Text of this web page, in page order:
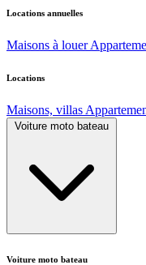
Locations annuelles
Maisons à louer
Locations
Maisons, villas
Voiture moto bateau
Voiture moto bateau